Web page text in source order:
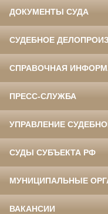
ДОКУМЕНТЫ СУДА
СУДЕБНОЕ
СПРАВОЧНАЯ
ПРЕСС-СЛУЖБА
УПРАВЛЕНИЕ
СУДЫ СУБЪЕКТА РФ
МУНИЦИПАЛЬНЫЕ
ВАКАНСИИ